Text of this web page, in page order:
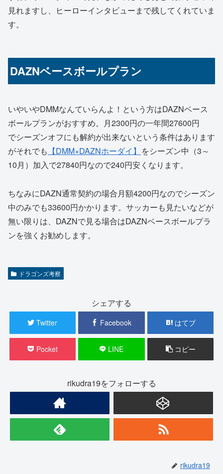
見れますし、ヒーローインタビューまで残してくれていま
す。
DAZNベースボールプラン
いやいやDMMなんていらんよ！という方はDAZNベース
ボールプランがおすすめ。月2300円の一年間27600円
でシーズンオフにも解約が出来ないという条件はあります
がそれでも 【DMM×DAZNホーダイ】 をシーズン中（3～
10月）加入で27840円なので240円安くなります。
ちなみにDAZN通常契約の場合月額4200円なのでシーズン
中のみでも33600円かかります。サッカーも見たいなどが
無い限りは、DAZNで見る場合はDAZNベースボールプラ
ンを強くお勧めします。
ドラゴンズ考察
シェアする
Twitter Facebook はてブ
Pocket LINE コピー
rikudra19をフォローする
rikudra19